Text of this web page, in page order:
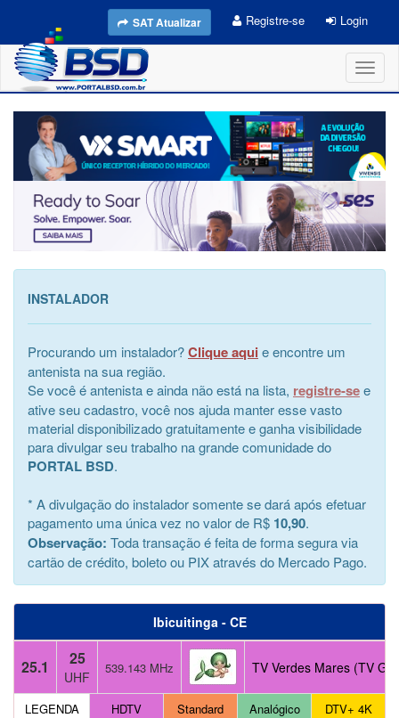
SAT Atualizar Registre-se Login
INSTALADOR
Procurando um instalador?Clique aqui e encontre um
antenista na sua região.
Se você é antenista e ainda não está na lista, registre-see
ative seu cadastro, você nos ajuda manter esse vasto
material disponibilizado gratuitamente e ganha visibilidade
para divulgar seu trabalho na grande comunidade do
PORTAL BSD.
* A divulgação do instalador somente se dará após efetuar
pagamento uma única vez no valor de R$ 10,90.
Observação: Toda transação é feita de forma segura via
cartão de crédito, boleto ou PIX através do Mercado Pago.
Ibicuitinga - CE
25.1 25
UHF
539.143 MHz TV Verdes Mares (TV
LEGENDA HDTV Standard Analógico DTV+ 4K